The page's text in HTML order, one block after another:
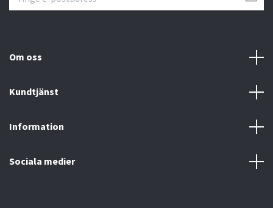
Om oss
Kundtjänst
Information
Sociala medier